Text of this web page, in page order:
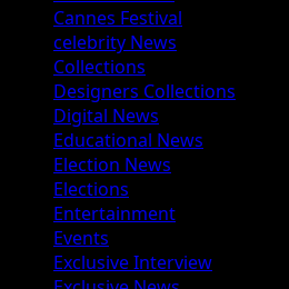
Cannes Festival
celebrity News
Collections
Designers Collections
Digital News
Educational News
Election News
Elections
Entertainment
Events
Exclusive Interview